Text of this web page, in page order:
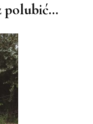
polubić…